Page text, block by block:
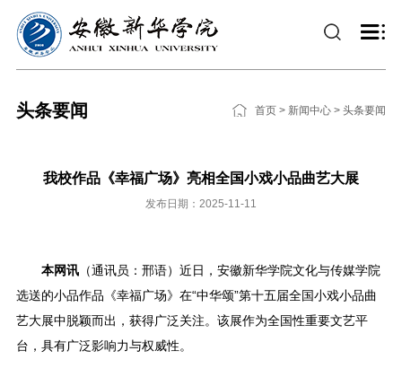
头条要闻 首页 > 新闻中心 >头条要闻
我校作品《幸福广场》亮相全国小戏小品曲艺大展
发布日期：2025-11-11
本网讯（通讯员：邢语）近日，安徽新华学院文化与传媒学院
选送的小品作品《幸福广场》在“中华颂”第十五届全国小戏小品曲
艺大展中脱颖而出，获得广泛关注。该展作为全国性重要文艺平
台，具有广泛影响力与权威性。